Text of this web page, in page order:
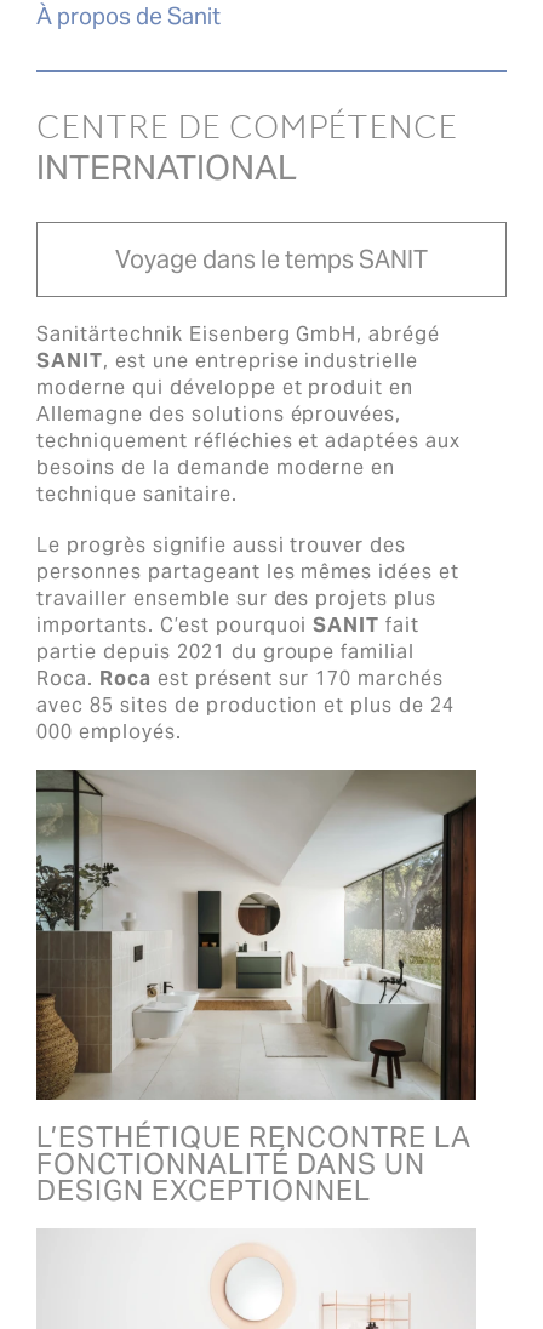
À propos de Sanit
CENTRE DE COMPÉTENCE
INTERNATIONAL
Voyage dans le temps SANIT
Sanitärtechnik Eisenberg GmbH, abrégé
SANIT, est une entreprise industrielle
moderne qui développe et produit en
Allemagne des solutions éprouvées,
techniquement réfléchies et adaptées aux
besoins de la demande moderne en
technique sanitaire.
Le progrès signifie aussi trouver des
personnes partageant les mêmes idées et
travailler ensemble sur des projets plus
importants. C’est pourquoiSANIT fait
partie depuis 2021 du groupe familial
Roca. Roca est présent sur 170 marchés
avec 85 sites de production et plus de 24
000 employés.
L’ESTHÉTIQUE RENCONTRE LA
FONCTIONNALITÉ DANS UN
DESIGN EXCEPTIONNEL